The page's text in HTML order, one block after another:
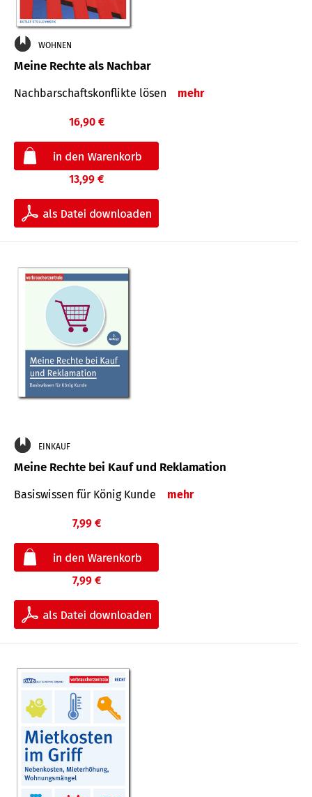
WOHNEN
Meine Rechte als Nachbar
Nach­bar­schafts­konflikte lösen mehr
16,90 €
13,99 €
EINKAUF
Meine Rechte bei Kauf und Reklamation
Basiswissen für König Kunde mehr
7,99 €
7,99 €